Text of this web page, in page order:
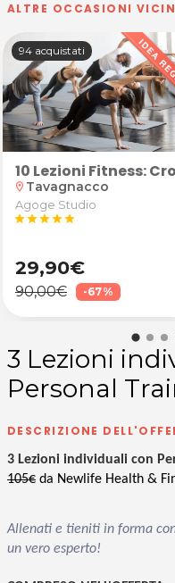
ALTRE OCCASIONI
Estetica
94 acquistati
10 Lezioni Fitness:
location_on Tavagnacco
Agoge Studio
starstarstarstarstar
29,90€
90,00€ -67%
3 Lezioni
Personal
DESCRIZIONE
3 Lezioni individuali con
105€ da Newlife Health &
Allenati e tieniti in forma
un vero esperto!